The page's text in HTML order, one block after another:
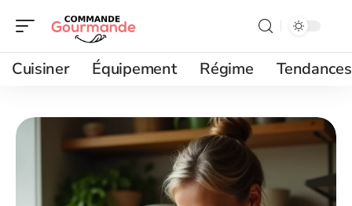
Cuisiner Équipement Régime Tendances